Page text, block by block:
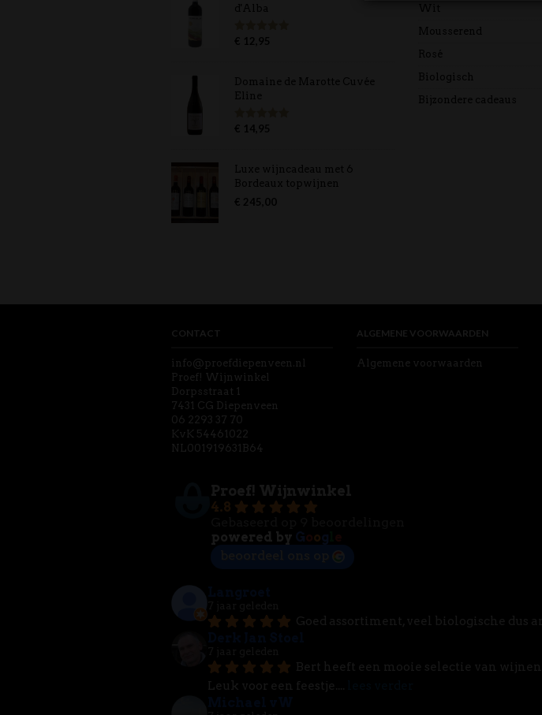
d'Alba
Gewaardeerd
€ 12,95
Domaine de Marotte Cuvée
Eline
Gewaardeerd
€ 14,95
Luxe wijncadeau met 6
Bordeaux topwijnen
€ 245,00
Mousserend
Rosé
Biologisch
Bijzondere cadeaus
CONTACT
info@proefdiepenveen.nl
Proef! Wijnwinkel
Dorpsstraat 1
7431 CG Diepenveen
06 2293 37 70
KvK 54461022
NL001919631B64
ALGEMENE VOORWAARDEN
Algemene voorwaarden
4.8
powered by
o